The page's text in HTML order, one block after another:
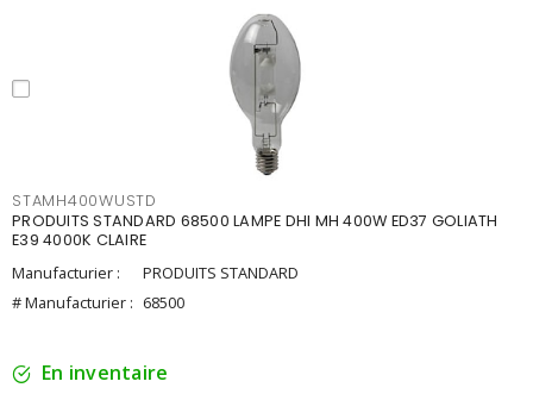
STAMH400WUSTD
PRODUITS STANDARD 68500 LAMPE DHI MH 400W ED37 GOLIATH
E39 4000K CLAIRE
Manufacturier :
PRODUITS STANDARD
# Manufacturier : 68500
En inventaire